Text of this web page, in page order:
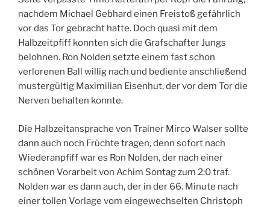
nachdem Michael Gebhard einen Freistoß gefährlich
vor das Tor gebracht hatte. Doch quasi mit dem
Halbzeitpfiff konnten sich die Grafschafter Jungs
belohnen. Ron Nolden setzte einem fast schon
verlorenen Ball willig nach und bediente anschließend
mustergültig Maximilian Eisenhut, der vor dem Tor die
Nerven behalten konnte.
Die Halbzeitansprache von Trainer Mirco Walser sollte
dann auch noch Früchte tragen, denn sofort nach
Wiederanpfiff war es Ron Nolden, der nach einer
schönen Vorarbeit von Achim Sontag zum 2:0 traf.
Nolden war es dann auch, der in der 66. Minute nach
einer tollen Vorlage vom eingewechselten Christoph